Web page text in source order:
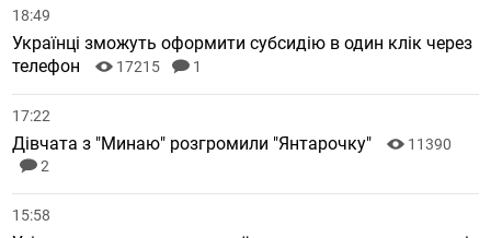
18:49
Українці зможуть оформити субсидію в один клік через
телефон
17215 1
17:22
Дівчата з "Минаю" розгромили "Янтарочку"
11390
2
15:58